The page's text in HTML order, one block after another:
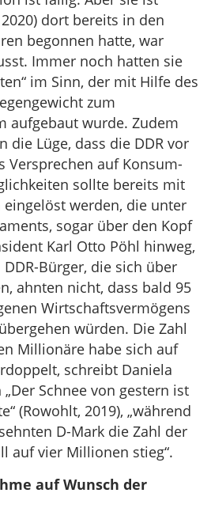
dort bereits in den
begonnen hatte, war
Immer noch hatten sie
im Sinn, der mit Hilfe des
zum
aufgebaut wurde. Zudem
die Lüge, dass die DDR vor
Versprechen auf Konsum-
sollte bereits mit
werden, die unter
sogar über den Kopf
Karl Otto Pöhl hinweg,
Bürger, die sich über
ahnten nicht, dass bald 95
Wirtschaftsvermögens
würden. Die Zahl
Millionäre habe sich auf
schreibt Daniela
Schnee von gestern ist
(Rowohlt, 2019), „während
D-Mark die Zahl der
auf vier Millionen stieg“.
auf Wunsch der